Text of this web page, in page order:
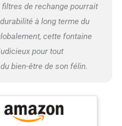
5 étapes fournit une eau
propre et fraîche en
élimine les odeurs et
mauvais goûts, résine
minérale aide à réduire les
de rechange pourrait
à long terme du
cette fontaine
pour tout
bien-être de son félin.